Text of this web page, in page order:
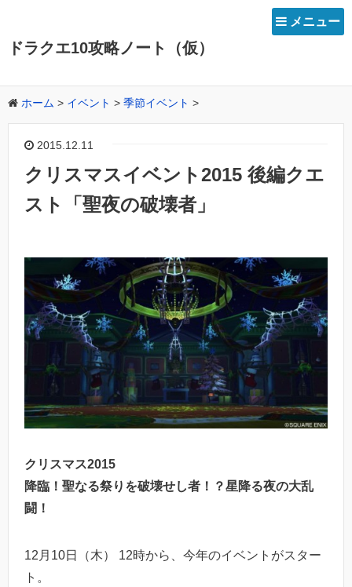
メニュー
ドラクエ10攻略ノート（仮）
ホーム > イベント > 季節イベント >
2015.12.11
クリスマスイベント2015 後編クエ
スト「聖夜の破壊者」
クリスマス2015
降臨！聖なる祭りを破壊せし者！？星降る夜の大乱
闘！
12月10日（木） 12時から、今年のイベントがスター
ト。